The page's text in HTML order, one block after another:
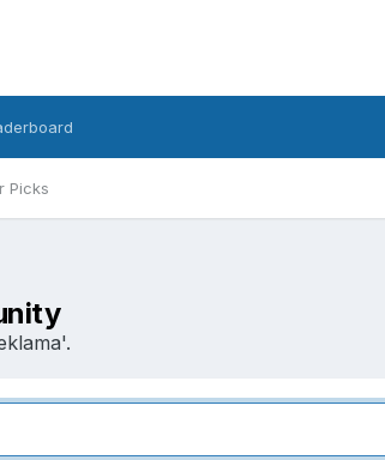
Picks